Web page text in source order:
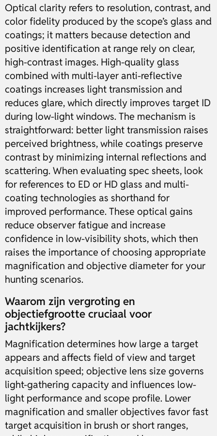
Optical clarity refers to resolution, contrast, and
color fidelity produced by the scope’s glass and
coatings; it matters because detection and
positive identification at range rely on clear,
high-contrast images. High-quality glass
combined with multi-layer anti-reflective
coatings increases light transmission and
reduces glare, which directly improves target ID
during low-light windows. The mechanism is
straightforward: better light transmission raises
perceived brightness, while coatings preserve
contrast by minimizing internal reflections and
scattering. When evaluating spec sheets, look
for references to ED or HD glass and multi-
coating technologies as shorthand for
improved performance. These optical gains
reduce observer fatigue and increase
confidence in low-visibility shots, which then
raises the importance of choosing appropriate
magnification and objective diameter for your
hunting scenarios.
Waarom zijn vergroting en
objectiefgrootte cruciaal voor
jachtkijkers?
Magnification determines how large a target
appears and affects field of view and target
acquisition speed; objective lens size governs
light-gathering capacity and influences low-
light performance and scope profile. Lower
magnification and smaller objectives favor fast
target acquisition in brush or short ranges,